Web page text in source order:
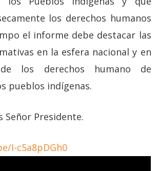
los derechos humanos
el informe debe destacar las
en la esfera nacional y en
los derechos humano de
pueblos indígenas.
Señor Presidente.
I-c5a8pDGh0